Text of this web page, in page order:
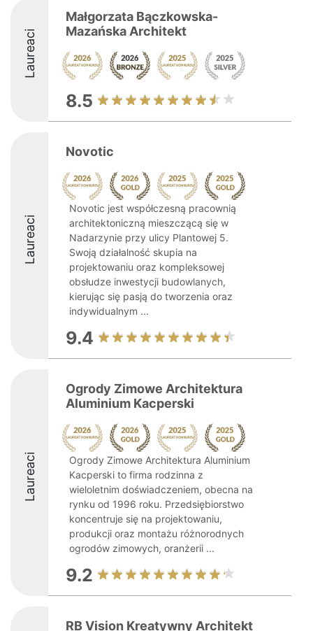
Laureaci
Małgorzata Bączkowska-
Mazańska Architekt
8.5
Laureaci
Novotic
Novotic jest współczesną pracownią
architektoniczną mieszczącą się w
Nadarzynie przy ulicy Plantowej 5.
Swoją działalność skupia na
projektowaniu oraz kompleksowej
obsłudze inwestycji budowlanych,
kierując się pasją do tworzenia oraz
indywidualnym ...
9.4
Laureaci
Ogrody Zimowe Architektura
Aluminium Kacperski
Ogrody Zimowe Architektura Aluminium
Kacperski to firma rodzinna z
wieloletnim doświadczeniem, obecna na
rynku od 1996 roku. Przedsiębiorstwo
koncentruje się na projektowaniu,
produkcji oraz montażu różnorodnych
ogrodów zimowych, oranżerii ...
9.2
RB Vision Kreatywny Architekt